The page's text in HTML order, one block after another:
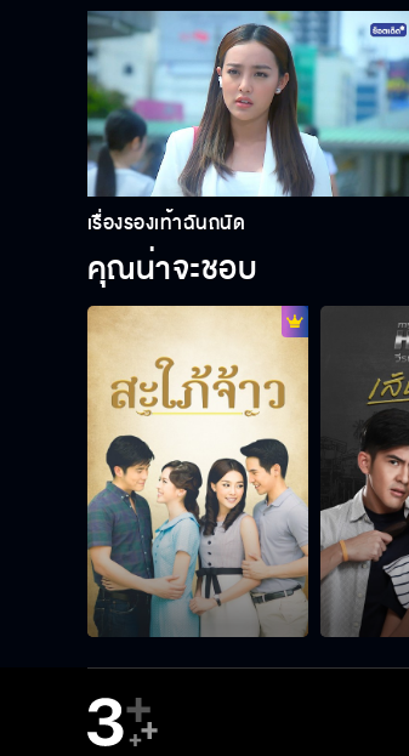
เรื่องรองเท้าฉันถนัด
คุณน่าจะชอบ